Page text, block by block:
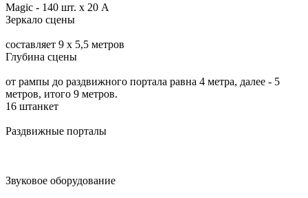
Magic - 140 шт. х 20 А
Зеркало сцены
составляет 9 х 5,5 метров
Глубина сцены
от рампы до раздвижного портала равна 4 метра, далее - 5
метров, итого 9 метров.
16 штанкет
Раздвижные порталы
Звуковое оборудование